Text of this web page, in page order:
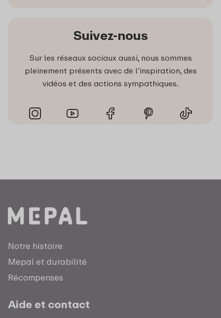
Suivez-nous
Sur les réseaux sociaux aussi, nous sommes
pleinement présents avec de l’inspiration, des
vidéos et des actions sympathiques.
Notre histoire
Mepal et durabilité
Récompenses
Aide et contact